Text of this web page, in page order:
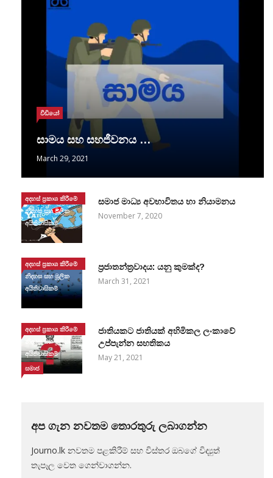
වීඩියෝ
සාමය සහ සහජීවනය …
March 29, 2021
අදහස් ප්‍රකාශ කිරීමේ
නිදහස සහ මූලික
අයිතිවාසිකම්
සමාජ මාධ්‍ය අවභාවිතය හා නියාමනය
November 7, 2020
අදහස් ප්‍රකාශ කිරීමේ
නිදහස සහ මූලික
අයිතිවාසිකම්
ප්‍රජාතන්ත්‍රවාදය: යනු කුමක්ද?
March 31, 2021
අදහස් ප්‍රකාශ කිරීමේ
නිදහස සහ මූලික
අයිතිවාසිකම්
සමාජ
ජාතියකට ජාතියක් අහිමිකල ලංකාවේ
උප්පැන්න සහතිකය
May 21, 2021
අප ගැන නවතම තොරතුරු ලබාගන්න
Journo.lk නවතම පළකිරීම් සහ විස්තර ඔබගේ විද්‍යුත්
තැපෑල වෙත ගෙන්වාගන්න.